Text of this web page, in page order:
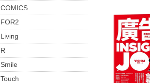
COMICS
FOR2
Living
R
Smile
Touch